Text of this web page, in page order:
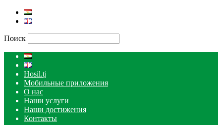
Поиск
Hosil.tj
Мобильные приложения
О нас
Наши услуги
Наши достижения
Контакты